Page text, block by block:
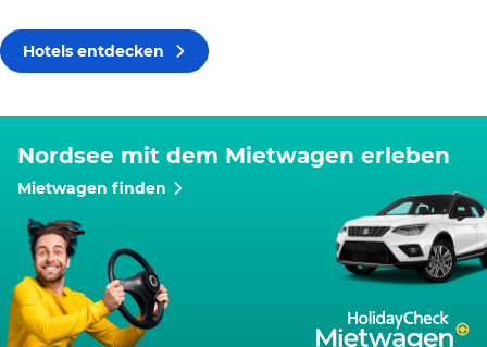
Hotels entdecken
Nordsee mit dem Mietwagen erleben
Mietwagen finden